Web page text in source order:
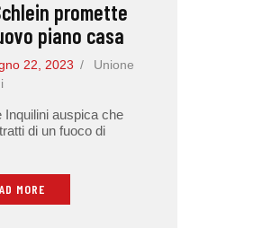
promette
piano casa
22, 2023
Unione
Inquilini auspica che
di un fuoco di
MORE